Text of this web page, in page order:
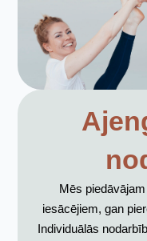
Mēs
iesācējiem, gan
Individuālās